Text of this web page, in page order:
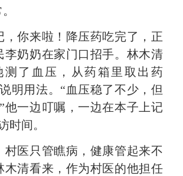
你来啦！降压药吃完了，正
李奶奶在家门口招手。林木清
测了血压，从药箱里取出药
明用法。“血压稳了不少，但
他一边叮嘱，一边在本子上记
时间。
医只管瞧病，健康管起来不
木清看来，作为村医的他担任